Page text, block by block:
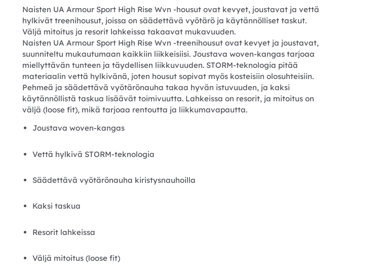
Naisten UA Armour Sport High Rise Wvn -housut ovat kevyet, joustavat ja vettä
hylkivät treenihousut, joissa on säädettävä vyötärö ja käytännölliset taskut.
Väljä mitoitus ja resorit lahkeissa takaavat mukavuuden.
Naisten UA Armour Sport High Rise Wvn -treenihousut ovat kevyet ja joustavat,
suunniteltu mukautumaan kaikkiin liikkeisiisi. Joustava woven-kangas tarjoaa
miellyttävän tunteen ja täydellisen liikkuvuuden. STORM-teknologia pitää
materiaalin vettä hylkivänä, joten housut sopivat myös kosteisiin olosuhteisiin.
Pehmeä ja säädettävä vyötärönauha takaa hyvän istuvuuden, ja kaksi
käytännöllistä taskua lisäävät toimivuutta. Lahkeissa on resorit, ja mitoitus on
väljä (loose fit), mikä tarjoaa rentoutta ja liikkumavapautta.
Joustava woven-kangas
Vettä hylkivä STORM-teknologia
Säädettävä vyötärönauha kiristysnauhoilla
Kaksi taskua
Resorit lahkeissa
Väljä mitoitus (loose fit)